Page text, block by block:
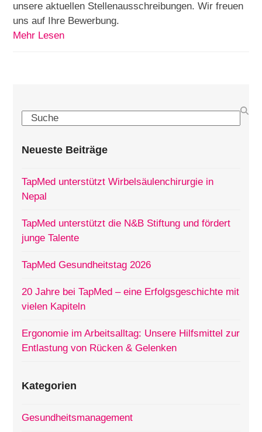
unsere aktuellen Stellenausschreibungen. Wir freuen
uns auf Ihre Bewerbung.
Mehr Lesen
Search
Neueste Beiträge
TapMed unterstützt Wirbelsäulenchirurgie in
Nepal
TapMed unterstützt die N&B Stiftung und fördert
junge Talente
TapMed Gesundheitstag 2026
20 Jahre bei TapMed – eine Erfolgsgeschichte mit
vielen Kapiteln
Ergonomie im Arbeitsalltag: Unsere Hilfsmittel zur
Entlastung von Rücken & Gelenken
Kategorien
Gesundheitsmanagement